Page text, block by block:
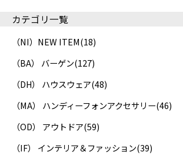
カテゴリ一覧
（NI）NEW ITEM(18)
（BA） バーゲン(127)
（DH） ハウスウェア(48)
（MA） ハンディーフォンアクセサリー(46)
（OD） アウトドア(59)
（IF） インテリア＆ファッション(39)